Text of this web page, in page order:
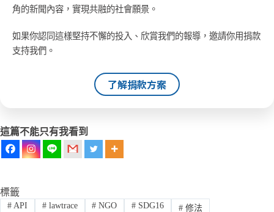
角的新聞內容，實現共融的社會願景。
如果你認同這樣堅持不懈的投入、欣賞我們的報導，邀請你用捐款
支持我們。
了解捐款方案
這篇不能只有我看到
標籤
#API #lawtrace # NGO # SDG16 # 修法